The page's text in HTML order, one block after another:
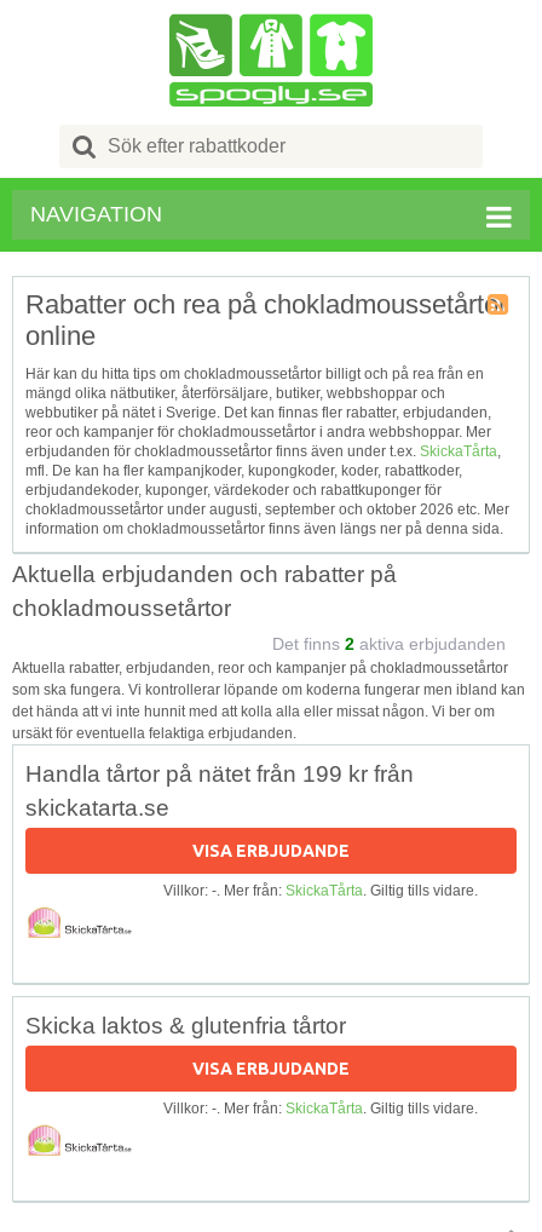
Search
for:
NAVIGATION
Rabatter och rea på chokladmoussetårtor
online
Här kan du hitta tips om chokladmoussetårtor billigt och på rea från en
mängd olika nätbutiker, återförsäljare, butiker, webbshoppar och
webbutiker på nätet i Sverige. Det kan finnas fler rabatter, erbjudanden,
reor och kampanjer för chokladmoussetårtor i andra webbshoppar. Mer
erbjudanden för chokladmoussetårtor finns även under t.ex. SkickaTårta,
mfl. De kan ha fler kampanjkoder, kupongkoder, koder, rabattkoder,
erbjudandekoder, kuponger, värdekoder och rabattkuponger för
chokladmoussetårtor under augusti, september och oktober 2026 etc. Mer
information om chokladmoussetårtor finns även längs ner på denna sida.
Aktuella erbjudanden och rabatter på
chokladmoussetårtor
Det finns 2 aktiva erbjudanden
Aktuella rabatter, erbjudanden, reor och kampanjer på chokladmoussetårtor
som ska fungera. Vi kontrollerar löpande om koderna fungerar men ibland kan
det hända att vi inte hunnit med att kolla alla eller missat någon. Vi ber om
ursäkt för eventuella felaktiga erbjudanden.
Handla tårtor på nätet från 199 kr från
skickatarta.se
VISA ERBJUDANDE
Villkor: -. Mer från: SkickaTårta. Giltig tills vidare.
Skicka laktos & glutenfria tårtor
VISA ERBJUDANDE
Villkor: -. Mer från: SkickaTårta. Giltig tills vidare.